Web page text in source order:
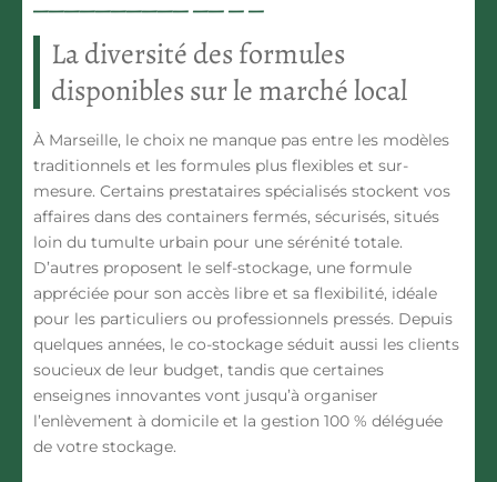
La diversité des formules
disponibles sur le marché local
À Marseille, le choix ne manque pas entre les modèles
traditionnels et les formules plus flexibles et sur-
mesure. Certains prestataires spécialisés stockent vos
affaires dans des containers fermés, sécurisés, situés
loin du tumulte urbain pour une sérénité totale.
D’autres proposent le self-stockage, une formule
appréciée pour son accès libre et sa flexibilité, idéale
pour les particuliers ou professionnels pressés. Depuis
quelques années, le co-stockage séduit aussi les clients
soucieux de leur budget, tandis que certaines
enseignes innovantes vont jusqu’à organiser
l’enlèvement à domicile et la gestion 100 % déléguée
de votre stockage.